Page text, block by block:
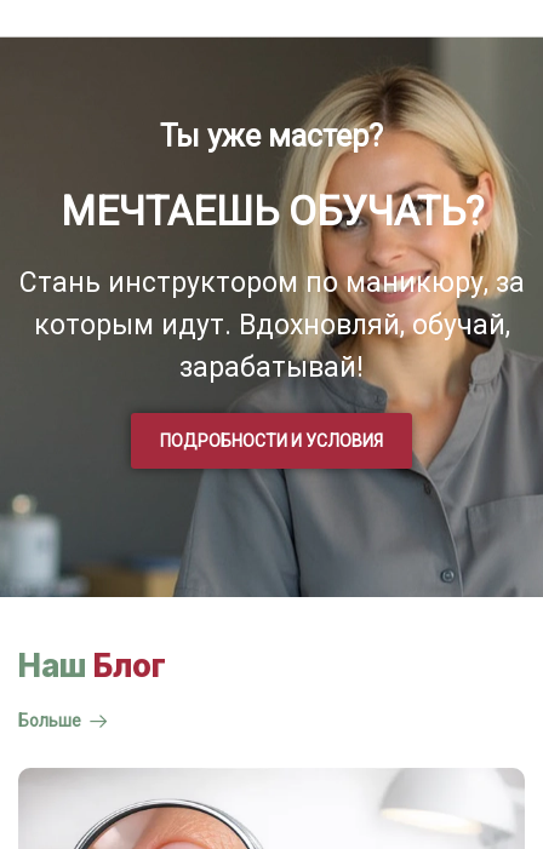
Ты уже мастер?
МЕЧТАЕШЬ ОБУЧАТЬ?
Стань инструктором по маникюру, за
которым идут. Вдохновляй, обучай,
зарабатывай!
ПОДРОБНОСТИ И УСЛОВИЯ
Наш Блог
Больше